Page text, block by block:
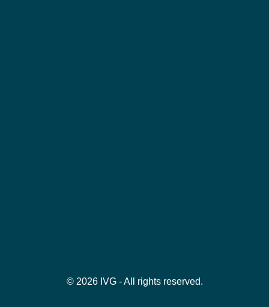
© 2026 IVG - All rights reserved.